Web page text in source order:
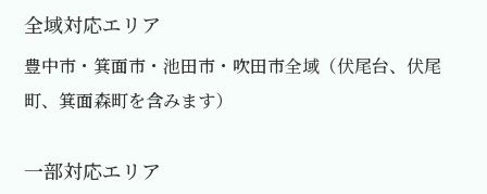
全域対応エリア
豊中市・箕面市・池田市・吹田市全域（伏尾台、伏尾
町、箕面森町を含みます）
一部対応エリア